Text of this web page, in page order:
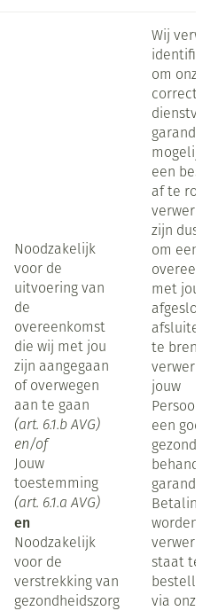
Noodzakelijk
voor de
uitvoering van
de
overeenkomst
die wij met jou
zijn aangegaan
of overwegen
aan te gaan
(art. 6.1.b AVG)
en/of
Jouw
toestemming
(art. 6.1.a AVG)
en
Noodzakelijk
voor de
verstrekking van
gezondheidszorg
Wij
om onze
correcte
mogelijk
een
af te
zijn dus
om een
met jou
te
jouw
een
worden
verwerkt
staat te
via onze